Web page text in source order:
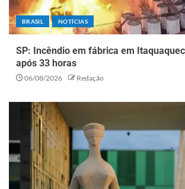
BRASIL NOTÍCIAS
SP: Incêndio em fábrica em
após 33 horas
06/08/2026 Redação